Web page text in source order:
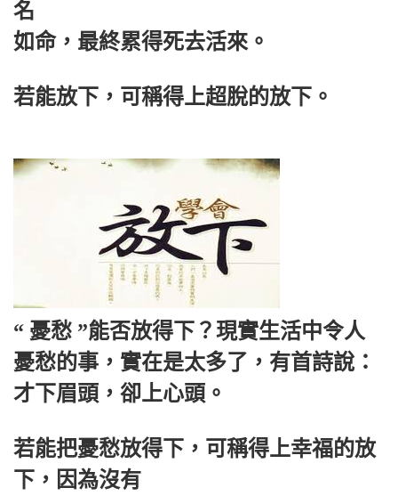
名
如命，最終累得死去活來。
若能放下，可稱得上超脫的放下。
“ 憂愁 ”能否放得下？現實生活中令人
憂愁的事，實在是太多了，有首詩說：
才下眉頭，卻上心頭。
若能把憂愁放得下，可稱得上幸福的放
下，因為沒有